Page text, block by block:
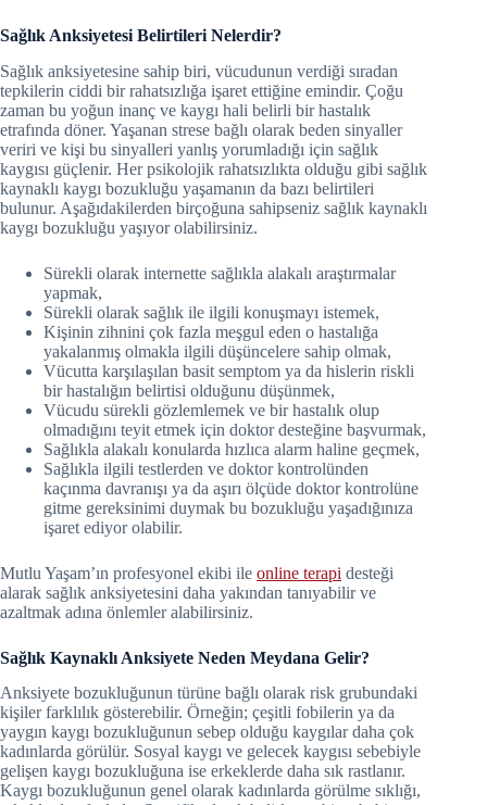
Sağlık Anksiyetesi Belirtileri Nelerdir?
Sağlık anksiyetesine sahip biri, vücudunun verdiği sıradan
tepkilerin ciddi bir rahatsızlığa işaret ettiğine emindir. Çoğu
zaman bu yoğun inanç ve kaygı hali belirli bir hastalık
etrafında döner. Yaşanan strese bağlı olarak beden sinyaller
veriri ve kişi bu sinyalleri yanlış yorumladığı için sağlık
kaygısı güçlenir. Her psikolojik rahatsızlıkta olduğu gibi sağlık
kaynaklı kaygı bozukluğu yaşamanın da bazı belirtileri
bulunur. Aşağıdakilerden birçoğuna sahipseniz sağlık kaynaklı
kaygı bozukluğu yaşıyor olabilirsiniz.
Sürekli olarak internette sağlıkla alakalı araştırmalar
yapmak,
Sürekli olarak sağlık ile ilgili konuşmayı istemek,
Kişinin zihnini çok fazla meşgul eden o hastalığa
yakalanmış olmakla ilgili düşüncelere sahip olmak,
Vücutta karşılaşılan basit semptom ya da hislerin riskli
bir hastalığın belirtisi olduğunu düşünmek,
Vücudu sürekli gözlemlemek ve bir hastalık olup
olmadığını teyit etmek için doktor desteğine başvurmak,
Sağlıkla alakalı konularda hızlıca alarm haline geçmek,
Sağlıkla ilgili testlerden ve doktor kontrolünden
kaçınma davranışı ya da aşırı ölçüde doktor kontrolüne
gitme gereksinimi duymak bu bozukluğu yaşadığınıza
işaret ediyor olabilir.
Mutlu Yaşam’ın profesyonel ekibi ile online terapi desteği
alarak sağlık anksiyetesini daha yakından tanıyabilir ve
azaltmak adına önlemler alabilirsiniz.
Sağlık Kaynaklı Anksiyete Neden Meydana Gelir?
Anksiyete bozukluğunun türüne bağlı olarak risk grubundaki
kişiler farklılık gösterebilir. Örneğin; çeşitli fobilerin ya da
yaygın kaygı bozukluğunun sebep olduğu kaygılar daha çok
kadınlarda görülür. Sosyal kaygı ve gelecek kaygısı sebebiyle
gelişen kaygı bozukluğuna ise erkeklerde daha sık rastlanır.
Kaygı bozukluğunun genel olarak kadınlarda görülme sıklığı,